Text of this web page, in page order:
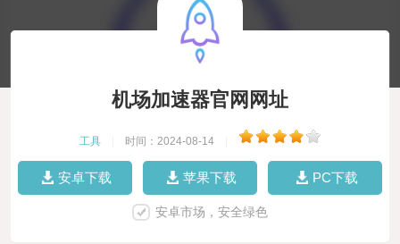
机场加速器官网网址
工具 时间：2024-08-14
安卓下载 苹果下载 PC下载
安卓市场，安全绿色